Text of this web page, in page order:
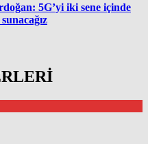
5G’yi iki sene içinde